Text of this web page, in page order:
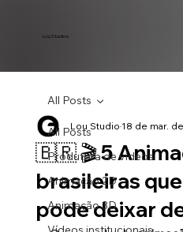
Lou Studios
All Posts
Produtora de vídeos
Animação 2D
Animação 3D
All Posts
🇧🇷 🎬 5
brasileiras
pode deixar
Lou Studio18 de mar.